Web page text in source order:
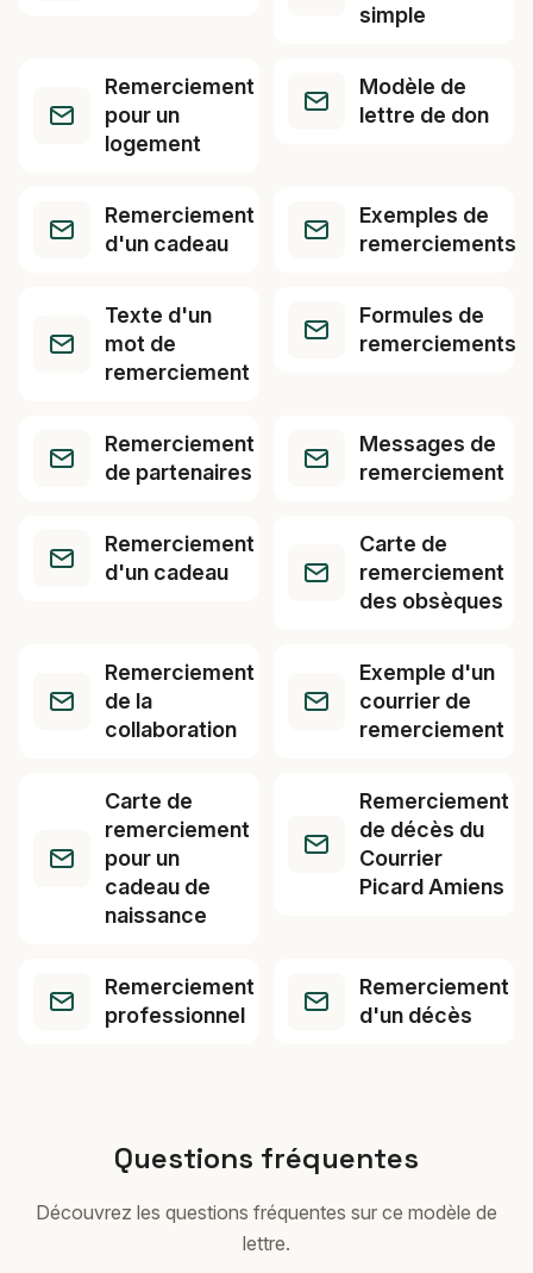
simple
Remerciement
pour un
logement
Modèle de
lettre de don
Remerciement
d'un cadeau
Exemples de
remerciements
Texte d'un
mot de
remerciement
Formules de
remerciements
Remerciement
de partenaires
Messages de
remerciement
Remerciement
d'un cadeau
Carte de
remerciement
des obsèques
Remerciement
de la
collaboration
Exemple d'un
courrier de
remerciement
Carte de
remerciement
pour un
cadeau de
naissance
Remerciement
de décès du
Courrier
Picard Amiens
Remerciement
professionnel
Remerciement
d'un décès
Questions fréquentes
Découvrez les questions fréquentes sur ce modèle de
lettre.